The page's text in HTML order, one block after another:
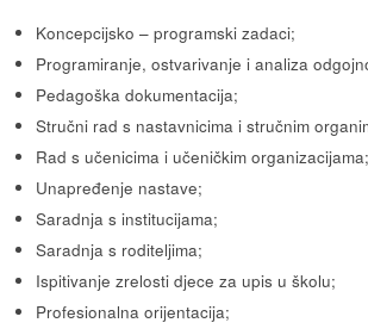
Koncepcijsko – programski zadaci;
Programiranje, ostvarivanje i analiza
Pedagoška dokumentacija;
Stručni rad s nastavnicima i stručnim
Rad s učenicima i učeničkim organizacijama;
Unapređenje nastave;
Saradnja s institucijama;
Saradnja s roditeljima;
Ispitivanje zrelosti djece za upis u školu;
Profesionalna orijentacija;